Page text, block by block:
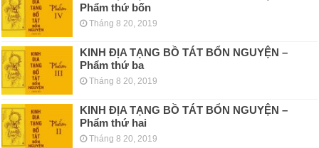
Phẩm thứ bốn
Tháng 8 20, 2019
KINH ÐỊA TẠNG BỒ TÁT BỔN NGUYỆN –
Phẩm thứ ba
Tháng 8 20, 2019
KINH ÐỊA TẠNG BỒ TÁT BỔN NGUYỆN –
Phẩm thứ hai
Tháng 8 20, 2019